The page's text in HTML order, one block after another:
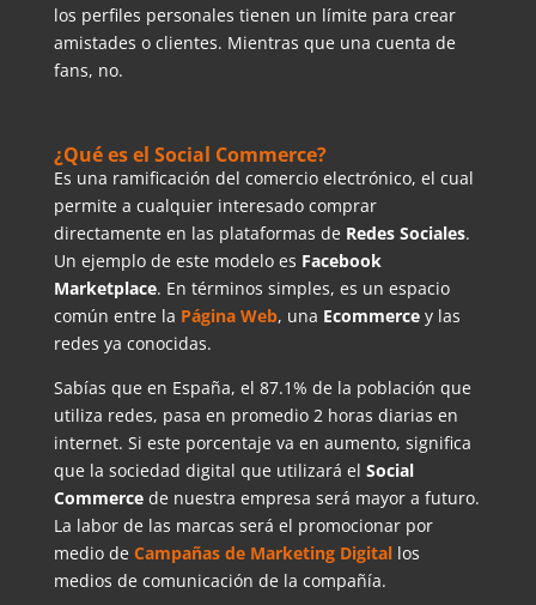
los perfiles personales tienen un límite para crear
amistades o clientes. Mientras que una cuenta de
fans, no.
¿Qué es el Social Commerce?
Es una ramificación del comercio electrónico, el cual
permite a cualquier interesado comprar
directamente en las plataformas de Redes Sociales.
Un ejemplo de este modelo es Facebook
Marketplace. En términos simples, es un espacio
común entre la Página Web, una Ecommerce y las
redes ya conocidas.
Sabías que en España, el 87.1% de la población que
utiliza redes, pasa en promedio 2 horas diarias en
internet. Si este porcentaje va en aumento, significa
que la sociedad digital que utilizará el Social
Commercede nuestra empresa será mayor a futuro.
La labor de las marcas será el promocionar por
medio de Campañas de Marketing Digitallos
medios de comunicación de la compañía.